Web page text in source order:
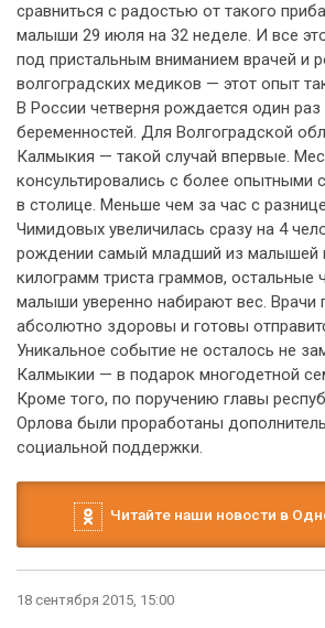
сравниться с радостью от такого
малыши 29 июля на 32 неделе. И все
под пристальным вниманием врачей и
волгоградских медиков — этот опыт
В России четверня рождается один раз
беременностей. Для Волгоградской
Калмыкия — такой случай впервые.
консультировались с более опытными
в столице. Меньше чем за час с
Чимидовых увеличилась сразу на 4
рождении самый младший из малышей
килограмм триста граммов, остальные
малыши уверенно набирают вес. Врачи
абсолютно здоровы и готовы
Уникальное событие не осталось не
Калмыкии — в подарок многодетной
Кроме того, по поручению главы
Орлова были проработаны
социальной поддержки.
Читайте наши новости в
18 сентября 2015, 15:00